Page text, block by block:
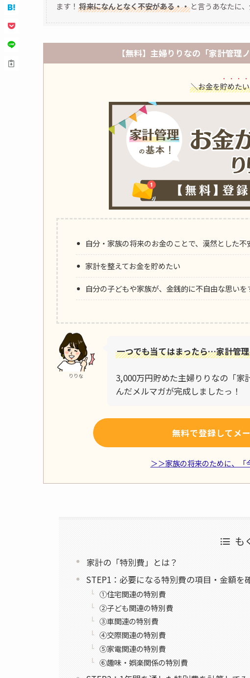
ます！ 将来になんとなく不安がある・・と言うあなたに
【無料】主婦りりなの「家計管理
＼お金を貯めたい
自分・家族の将来のお金のことで、漠然とした不
家計を整えてお金を貯めたい
自分の子どもや家族が、金銭的に不自由な思いを
りりな
一つでも当てはまったら…家計管
3,000万円貯めた主婦りりなの「家
んだメルマガが完成しましたっ！
無料で登録してメ
＞＞家族の将来のために、
も
家計の「特別費」とは？
STEP1：必要になる特別費の項目・金額を
①住宅関連の特別費
②子ども関連の特別費
③車関連の特別費
④交際関連の特別費
⑤家電関連の特別費
⑥趣味・娯楽関係の特別費